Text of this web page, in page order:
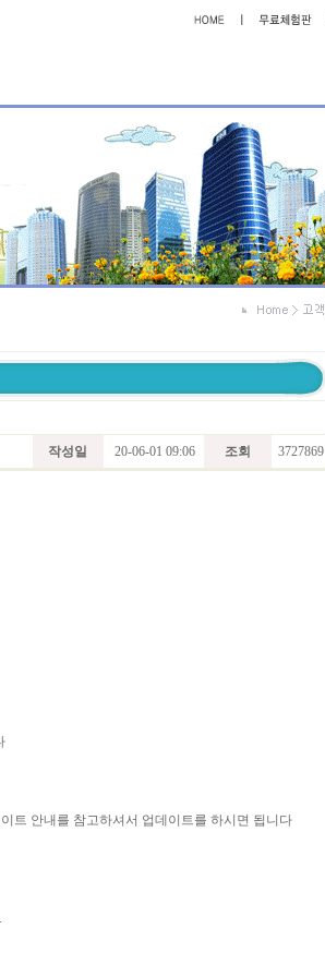
작성일 20-06-01 09:06 조회 3727869
트 안내를 참고하셔서 업데이트를 하시면 됩니다